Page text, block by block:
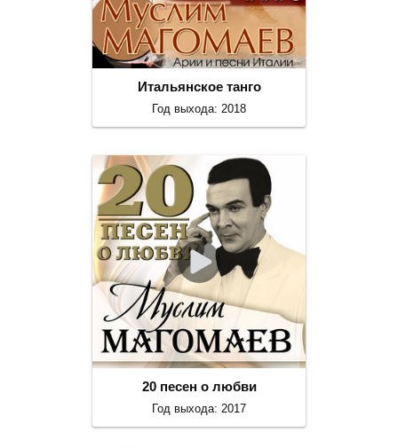
Итальянское танго
Год выхода: 2018
20 песен о любви
Год выхода: 2017